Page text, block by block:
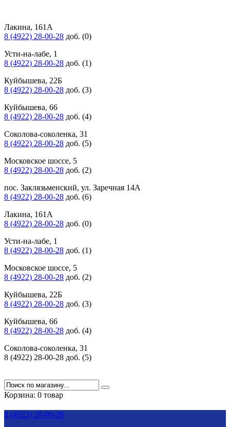
Лакина, 161А
8 (4922) 28-00-28 доб. (0)
Усти-на-лабе, 1
8 (4922) 28-00-28 доб. (1)
Куйбышева, 22Б
8 (4922) 28-00-28 доб. (3)
Куйбышева, 66
8 (4922) 28-00-28 доб. (4)
Соколова-соколенка, 31
8 (4922) 28-00-28 доб. (5)
Московское шоссе, 5
8 (4922) 28-00-28 доб. (2)
пос. Заклязьменский, ул. Заречная 14А
8 (4922) 28-00-28 доб. (6)
Лакина, 161А
8 (4922) 28-00-28 доб. (0)
Усти-на-лабе, 1
8 (4922) 28-00-28 доб. (1)
Московское шоссе, 5
8 (4922) 28-00-28 доб. (2)
Куйбышева, 22Б
8 (4922) 28-00-28 доб. (3)
Куйбышева, 66
8 (4922) 28-00-28 доб. (4)
Соколова-соколенка, 31
8 (4922) 28-00-28 доб. (5)
Корзина: 0 товар
8 (4922) 28-00-28